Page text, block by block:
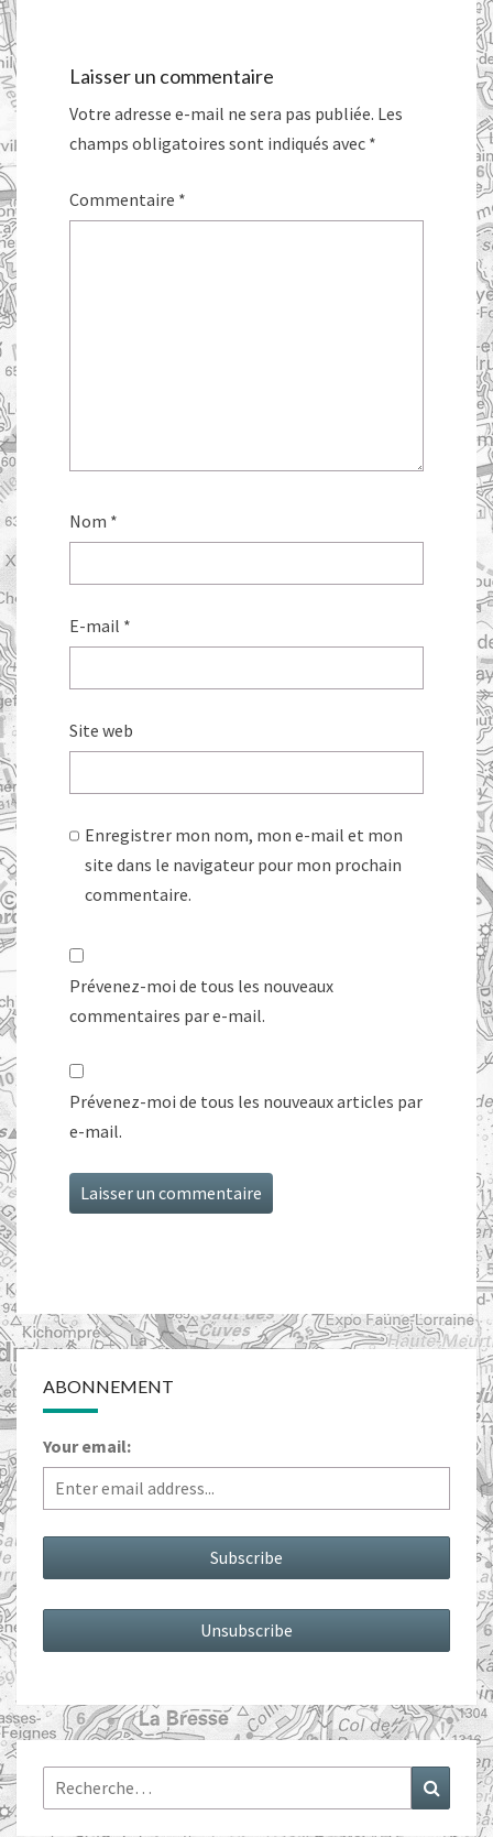
Laisser un commentaire
Votre adresse e-mail ne sera pas publiée. Les
champs obligatoires sont indiqués avec *
Commentaire *
Nom *
E-mail *
Site web
Enregistrer mon nom, mon e-mail et mon
site dans le navigateur pour mon prochain
commentaire.
Prévenez-moi de tous les nouveaux
commentaires par e-mail.
Prévenez-moi de tous les nouveaux articles par
e-mail.
ABONNEMENT
Your email:
Rechercher :